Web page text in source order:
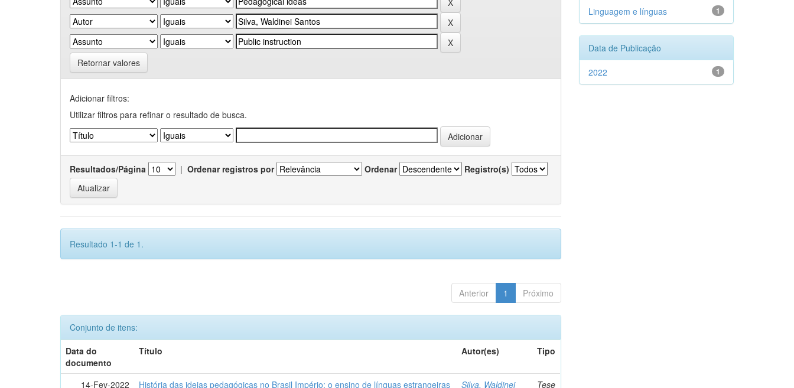
Retornar valores
Adicionar filtros:
Utilizar filtros para refinar o resultado de busca.
Resultados/Página | Ordenar registros por Ordenar Registro(s)
Resultado 1-1 de 1.
Anterior 1 Próximo
Conjunto de itens:
Data do
documento
Título Autor(es) Tipo
14-Fev-2022 História das ideias pedagógicas no Brasil Império: o ensino de línguas estrangeiras Silva, Waldinei Tese
1
Linguagem e línguas
Data de Publicação
1
2022